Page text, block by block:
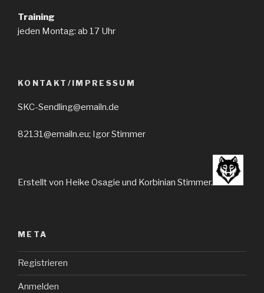
Training
jeden Montag: ab 17 Uhr
KONTAKT/IMPRESSUM
SKC-Sendling@emailn.de
82131@emailn.eu; Igor Stimmer
Erstellt von Heike Osagie und Korbinian Stimmer.
META
Registrieren
Anmelden